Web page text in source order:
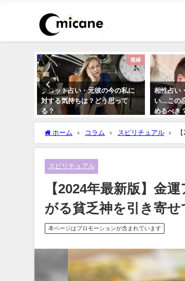
復縁
タロット占い・元彼の今の私に
対する気持ちは？どう思って
る？
相性占い
い…この
めるべき
ホーム コラム スピリチュアル
う方法
スピリチュアル
【2024年最新版】金
がる貧乏神を引き寄
本ページはプロモーションが含まれています